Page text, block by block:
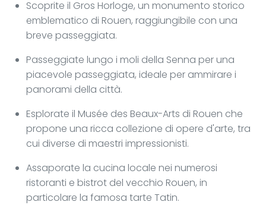
Scoprite il Gros Horloge, un monumento storico
emblematico di Rouen, raggiungibile con una
breve passeggiata.
Passeggiate lungo i moli della Senna per una
piacevole passeggiata, ideale per ammirare i
panorami della città.
Esplorate il Musée des Beaux-Arts di Rouen che
propone una ricca collezione di opere d'arte, tra
cui diverse di maestri impressionisti.
Assaporate la cucina locale nei numerosi
ristoranti e bistrot del vecchio Rouen, in
particolare la famosa tarte Tatin.